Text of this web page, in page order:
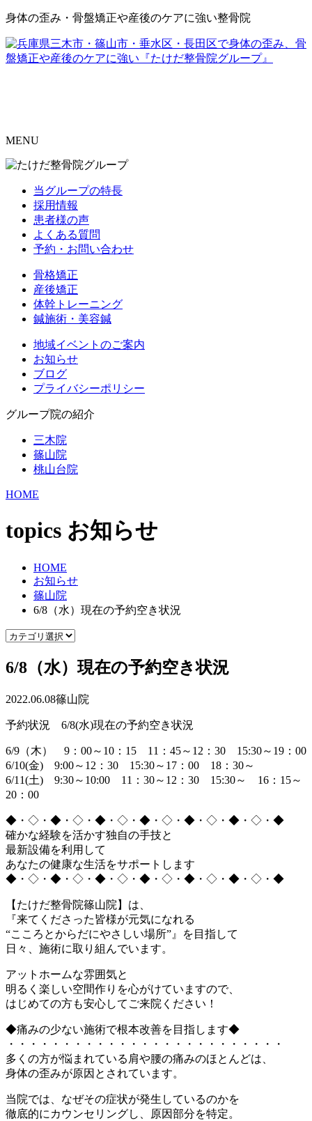
身体の歪み・骨盤矯正や産後のケアに強い整骨院
MENU
当グループの特長
採用情報
患者様の声
よくある質問
予約・お問い合わせ
骨格矯正
産後矯正
体幹トレーニング
鍼施術・美容鍼
地域イベントのご案内
お知らせ
ブログ
プライバシーポリシー
グループ院の紹介
三木院
篠山院
桃山台院
HOME
topics お知らせ
HOME
お知らせ
篠山院
6/8（水）現在の予約空き状況
6/8（水）現在の予約空き状況
2022.06.08篠山院
予約状況 6/8(水)現在の予約空き状況
6/9（木） 9：00～10：15 11：45～12：30 15:30～19：00
6/10(金) 9:00～12：30 15:30～17：00 18：30～
6/11(土) 9:30～10:00 11：30～12：30 15:30～ 16：15～
20：00
◆・◇・◆・◇・◆・◇・◆・◇・◆・◇・◆・◇・◆
確かな経験を活かす独自の手技と
最新設備を利用して
あなたの健康な生活をサポートします
◆・◇・◆・◇・◆・◇・◆・◇・◆・◇・◆・◇・◆
【たけだ整骨院篠山院】は、
『来てくださった皆様が元気になれる
“こころとからだにやさしい場所”』を目指して
日々、施術に取り組んでいます。
アットホームな雰囲気と
明るく楽しい空間作りを心がけていますので、
はじめての方も安心してご来院ください！
◆痛みの少ない施術で根本改善を目指します◆
・・・・・・・・・・・・・・・・・・・・・・・・・
多くの方が悩まれている肩や腰の痛みのほとんどは、
身体の歪みが原因とされています。
当院では、なぜその症状が発生しているのかを
徹底的にカウンセリングし、原因部分を特定。